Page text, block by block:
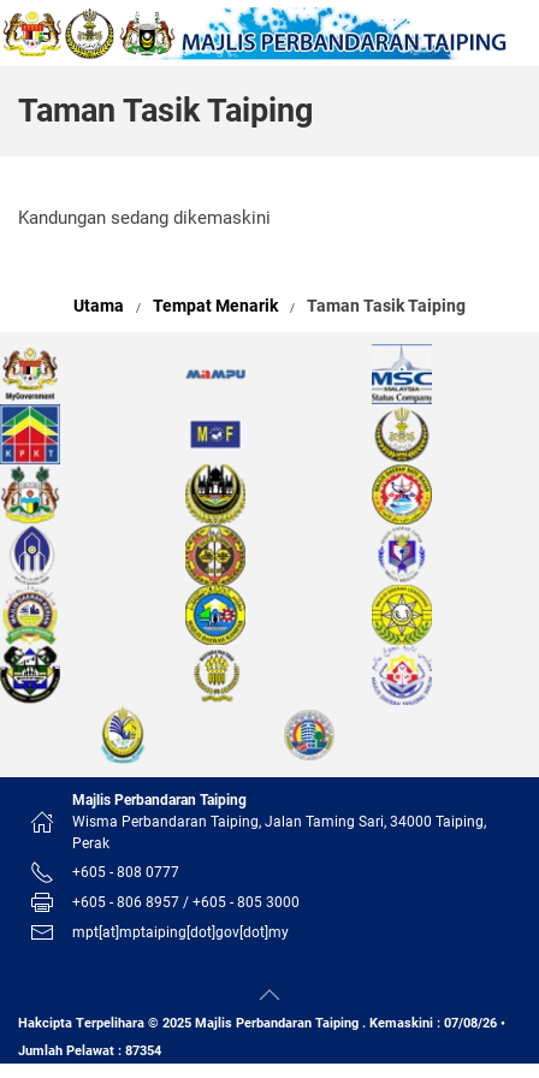
Taman Tasik Taiping
Kandungan sedang dikemaskini
Utama Tempat Menarik Taman Tasik Taiping
Majlis Perbandaran Taiping
Wisma Perbandaran Taiping, Jalan Taming Sari, 34000 Taiping,
Perak
+605 - 808 0777
+605 - 806 8957 / +605 - 805 3000
mpt[at]mptaiping[dot]gov[dot]my
Hakcipta Terpelihara © 2025 Majlis Perbandaran Taiping . Kemaskini : 07/08/26 •
Jumlah Pelawat : 87354